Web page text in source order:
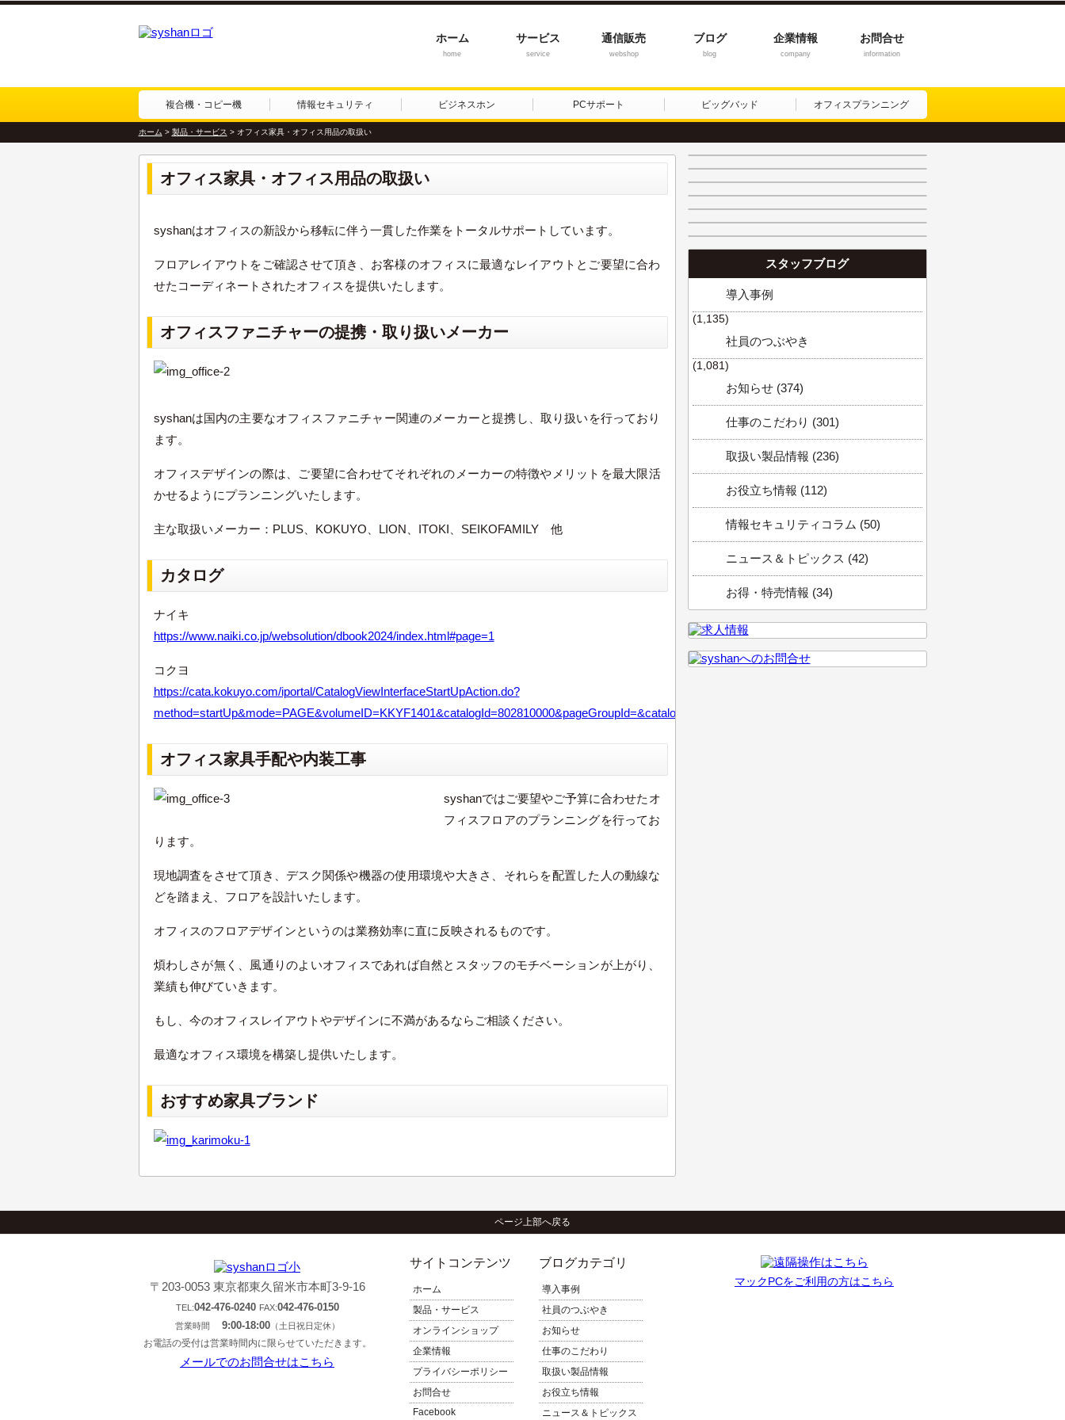
ホーム
home
サービス
service
通信販売
webshop
ブログ
blog
企業情報
company
お問合せ
information
複合機・コピー機 情報セキュリティ ビジネスホン PCサポート ビッグバッド オフィスプランニング
ホーム > 製品・サービス > オフィス家具・オフィス用品の取扱い
オフィス家具・オフィス用品の取扱い
syshanはオフィスの新設から移転に伴う一貫した作業をトータルサポートしています。
フロアレイアウトをご確認させて頂き、お客様のオフィスに最適なレイアウトとご要望に合わ
せたコーディネートされたオフィスを提供いたします。
オフィスファニチャーの提携・取り扱いメーカー
syshanは国内の主要なオフィスファニチャー関連のメーカーと提携し、取り扱いを行っており
ます。
オフィスデザインの際は、ご要望に合わせてそれぞれのメーカーの特徴やメリットを最大限活
かせるよう にプランニングいたします。
主な取扱いメーカー：PLUS、KOKUYO、LION、ITOKI、SEIKOFAMILY 他
カタログ
ナイキ
https://www.naiki.co.jp/websolution/dbook2024/index.html#page=1
コクヨ
https://cata.kokuyo.com/iportal/CatalogViewInterfaceStartUpAction.do?
method=startUp&mode=PAGE&volumeID=KKYF1401&catalogId=802810000&pageGroupId=&catalogCategoryId=&designConfirmFlg=
オフィス家具手配や内装工事
syshanではご要望やご予算に合わせたオ
フィスフロアのプランニングを行ってお
ります。
現地調査をさせて頂き、デスク関係や機器の使用環境や大きさ、それらを配置した人の動線な
どを踏まえ、フロアを設計いたします。
オフィスのフロアデザインというのは業務効率に直に反映されるものです。
煩わしさが無く、風通りのよいオフィスであれば自然とスタッフのモチベーションが上がり、
業績も伸びていきます。
もし、今のオフィスレイアウトやデザインに不満があるならご相談ください。
最適なオフィス環境を構築し提供いたします。
おすすめ家具ブランド
スタッフブログ
導入事例
(1,135)
社員のつぶやき
(1,081)
お知らせ (374)
仕事のこだわり (301)
取扱い製品情報 (236)
お役立ち情報 (112)
情報セキュリティコラム (50)
ニュース＆トピックス (42)
お得・特売情報 (34)
ページ上部へ戻る
〒203-0053 東京都東久留米市本町3-9-16
TEL:042-476-0240 FAX:042-476-0150
営業時間 9:00-18:00（土日祝日定休）
お電話の受付は営業時間内に限らせていただきます。
メールでのお問合せはこちら
サイトコンテンツ
ホーム
製品・サービス
オンラインショップ
企業情報
プライバシーポリシー
お問合せ
Facebook
ブログカテゴリ
導入事例
社員のつぶやき
お知らせ
仕事のこだわり
取扱い製品情報
お役立ち情報
ニュース＆トピックス
マックPCをご利用の方はこちら